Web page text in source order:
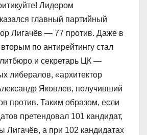
Лидером
главный партийный
Лигачёв — 77 против. Даже в
по антирейтингу стал
и секретарь ЦК —
либералов, «архитектор
Яковлев, получивший
против. Таким образом, если
претендовал 101 кандидат,
Лигачёв, а при 102 кандидатах